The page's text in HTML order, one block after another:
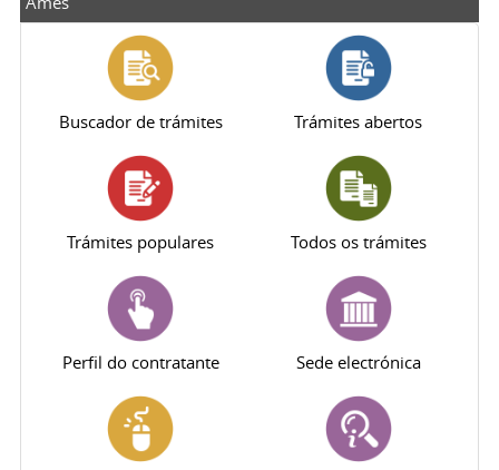
Buscador de trámites Trámites abertos
Trámites populares Todos os trámites
Perfil do contratante Sede electrónica